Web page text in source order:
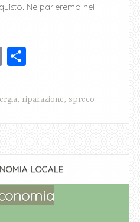
Ne parleremo nel
E
ai
C
n
, riparazione, spreco
LOCALE